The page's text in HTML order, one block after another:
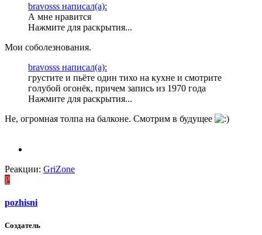
bravosss написал(а):
А мне нравится
Нажмите для раскрытия...
Мои соболезнования.
bravosss написал(а):
грустите и пьёте один тихо на кухне и смотрите
голубой огонёк, причем запись из 1970 года
Нажмите для раскрытия...
Не, огромная толпа на балконе. Смотрим в будущее
Реакции: GriZone
P
pozhisni
Создатель